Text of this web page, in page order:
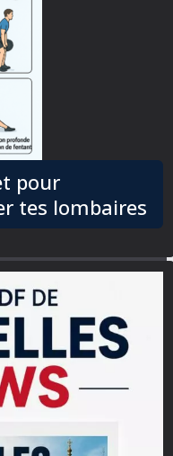
pour
tes lombaires